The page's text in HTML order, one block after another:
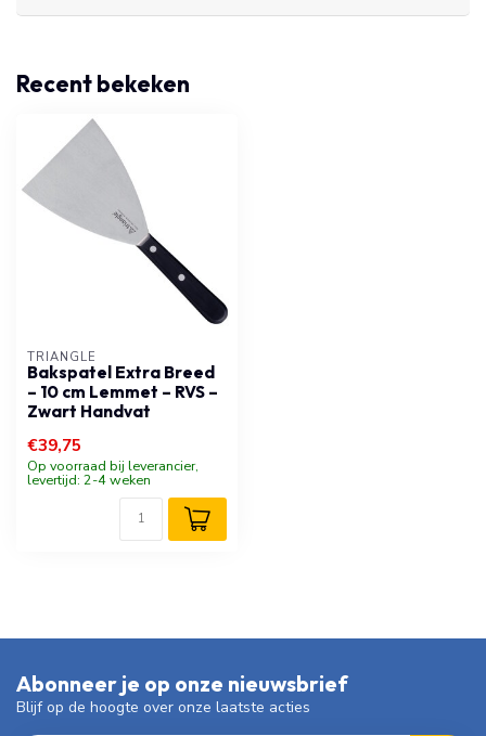
Recent bekeken
TRIANGLE
Bakspatel Extra Breed
– 10 cm Lemmet – RVS –
Zwart Handvat
€39,75
Op voorraad bij leverancier,
levertijd: 2-4 weken
Abonneer je op onze nieuwsbrief
Blijf op de hoogte over onze laatste acties